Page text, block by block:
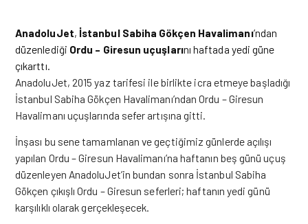
AnadoluJet, İstanbul Sabiha Gökçen Havalimanı’ndan
düzenlediği Ordu – Giresun uçuşlarını haftada yedi güne
çıkarttı.
AnadoluJet, 2015 yaz tarifesi ile birlikte icra etmeye başladığı
İstanbul Sabiha Gökçen Havalimanı’ndan Ordu – Giresun
Havalimanı uçuşlarında sefer artışına gitti.
İnşası bu sene tamamlanan ve geçtiğimiz günlerde açılışı
yapılan Ordu – Giresun Havalimanı’na haftanın beş günü uçuş
düzenleyen AnadoluJet’in bundan sonra İstanbul Sabiha
Gökçen çıkışlı Ordu – Giresun seferleri; haftanın yedi günü
karşılıklı olarak gerçekleşecek.